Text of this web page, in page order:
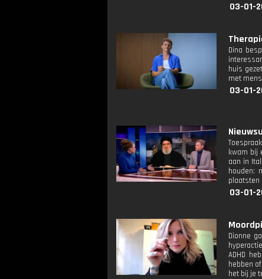
03-01-
Dina
huis
met
03-01-
kwam bij
aan in
houden:
plaatsten
03-01-
Dionne
ADHD
hebben
het bij je